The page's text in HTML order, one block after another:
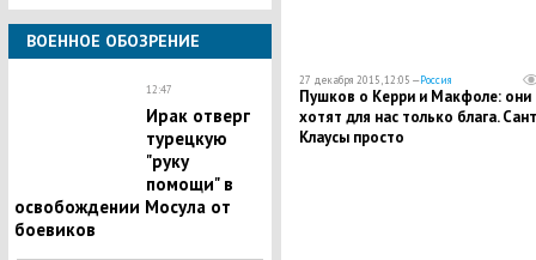
ВОЕННОЕ ОБОЗРЕНИЕ
12:47
Ирак отверг
турецкую
"руку
помощи" в
освобождении Мосула от
боевиков
27 декабря 2015, 12:05 —Россия
Пушков о Керри и Макфоле: они
хотят для нас только блага.
Клаусы просто